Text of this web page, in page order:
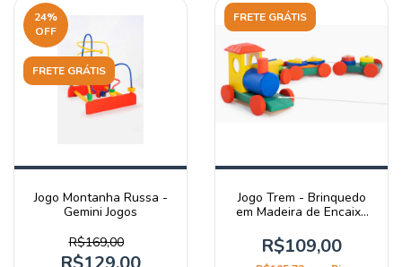
24%
OFF
FRETE GRÁTIS
Jogo Montanha Russa -
Gemini Jogos
R$169,00
FRETE GRÁTIS
Jogo Trem - Brinquedo
em Madeira de Encaixe
R$109,00